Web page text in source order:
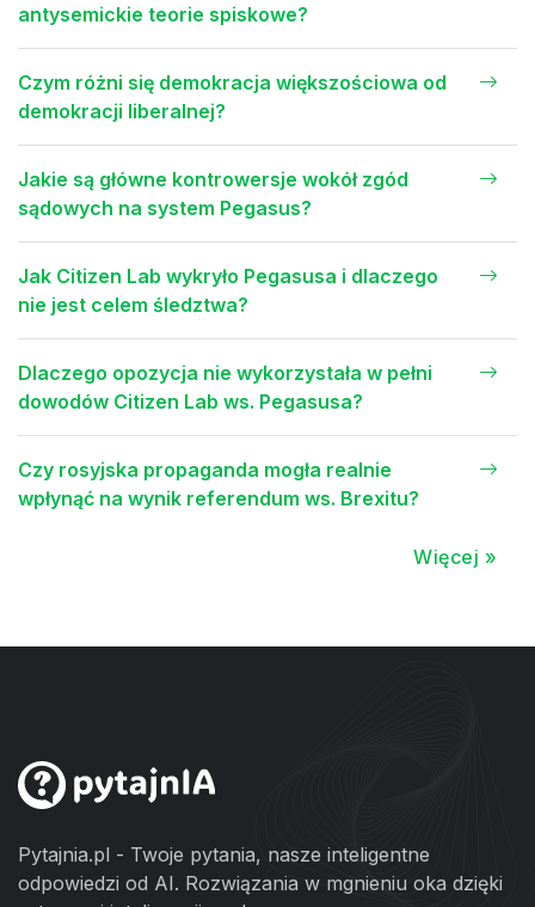
antysemickie teorie spiskowe?
Czym różni się demokracja większościowa od
demokracji liberalnej?
Jakie są główne kontrowersje wokół zgód
sądowych na system Pegasus?
Jak Citizen Lab wykryło Pegasusa i dlaczego
nie jest celem śledztwa?
Dlaczego opozycja nie wykorzystała w pełni
dowodów Citizen Lab ws. Pegasusa?
Czy rosyjska propaganda mogła realnie
wpłynąć na wynik referendum ws. Brexitu?
Więcej »
Pytajnia.pl - Twoje pytania, nasze inteligentne
odpowiedzi od AI. Rozwiązania w mgnieniu oka dzięki